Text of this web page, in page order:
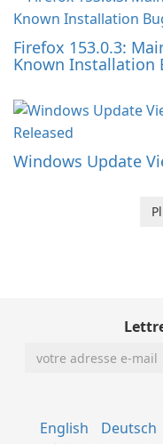
Firefox 153.0.3:
Known Installation
Windows Update
English Deutsch